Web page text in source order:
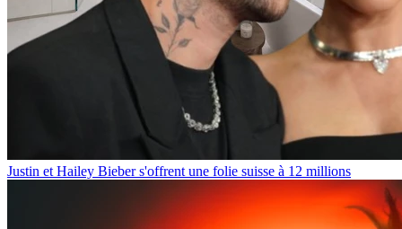
Justin et Hailey Bieber s'offrent une folie suisse à 12 millions